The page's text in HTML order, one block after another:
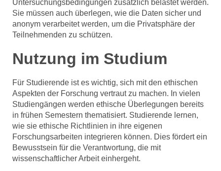
Untersuchungsbedingungen zusätzlich belastet werden.
Sie müssen auch überlegen, wie die Daten sicher und
anonym verarbeitet werden, um die Privatsphäre der
Teilnehmenden zu schützen.
Nutzung im Studium
Für Studierende ist es wichtig, sich mit den ethischen
Aspekten der Forschung vertraut zu machen. In vielen
Studiengängen werden ethische Überlegungen bereits
in frühen Semestern thematisiert. Studierende lernen,
wie sie ethische Richtlinien in ihre eigenen
Forschungsarbeiten integrieren können. Dies fördert ein
Bewusstsein für die Verantwortung, die mit
wissenschaftlicher Arbeit einhergeht.